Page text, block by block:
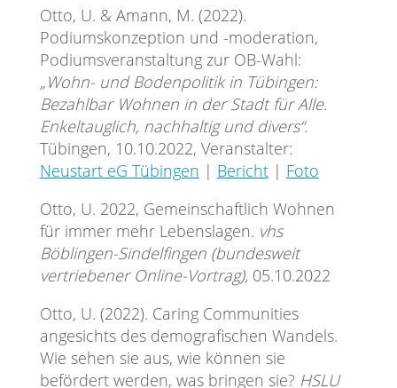
Otto, U. & Amann, M. (2022).
Podiumskonzeption und -moderation,
Podiumsveranstaltung zur OB-Wahl:
„Wohn- und Bodenpolitik in Tübingen:
Bezahlbar Wohnen in der Stadt für Alle.
Enkeltauglich, nachhaltig und divers“.
Tübingen, 10.10.2022, Veranstalter:
Neustart eG Tübingen | Bericht| Foto
Otto, U. 2022, Gemeinschaftlich Wohnen
für immer mehr Lebenslagen. vhs
Böblingen-Sindelfingen (bundesweit
vertriebener Online-Vortrag), 05.10.2022
Otto, U. (2022). Caring Communities
angesichts des demografischen Wandels.
Wie sehen sie aus, wie können sie
befördert werden, was bringen sie? HSLU